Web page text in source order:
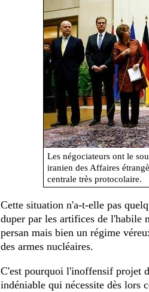
Les négociateurs ont le
iranien des Affaires
centrale très protocolaire.
Cette situation n'a-t-elle pas
duper par les artifices de l'habile
persan mais bien un régime
des armes nucléaires.
C'est pourquoi l'inoffensif projet
indéniable qui nécessite dès lors